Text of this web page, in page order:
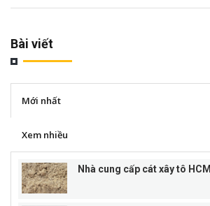
Bài viết
Mới nhất
Xem nhiều
Nhà cung cấp cát xây tô HCM